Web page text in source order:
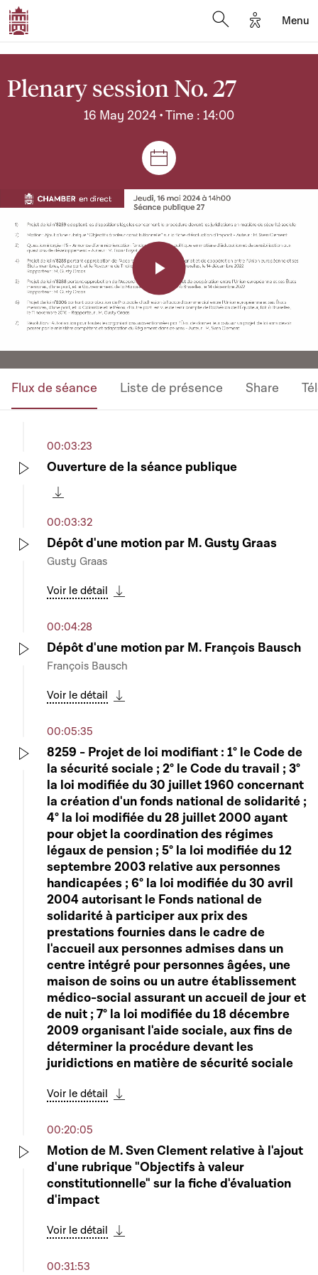
Options
Menu
Plenary session No. 27
16 May 2024 • Time : 14:00
Sessions and meetings
Play
Video
Flux de séance Liste de présence Share
00:03:23
Ouverture de la séance publique
00:03:32
Dépôt d'une motion par M. Gusty Graas
Gusty Graas
Voir le détail
00:04:28
Dépôt d'une motion par M. François Bausch
François Bausch
Voir le détail
00:05:35
8259 - Projet de loi modifiant : 1° le Code de
la sécurité sociale ; 2° le Code du travail ; 3°
la loi modifiée du 30 juillet 1960 concernant
la création d'un fonds national de solidarité ;
4° la loi modifiée du 28 juillet 2000 ayant
pour objet la coordination des régimes
légaux de pension ; 5° la loi modifiée du 12
septembre 2003 relative aux personnes
handicapées ; 6° la loi modifiée du 30 avril
2004 autorisant le Fonds national de
solidarité à participer aux prix des
prestations fournies dans le cadre de
l'accueil aux personnes admises dans un
centre intégré pour personnes âgées, une
maison de soins ou un autre établissement
médico-social assurant un accueil de jour et
de nuit ; 7° la loi modifiée du 18 décembre
2009 organisant l'aide sociale, aux fins de
déterminer la procédure devant les
juridictions en matière de sécurité sociale
Voir le détail
00:20:05
Motion de M. Sven Clement relative à l'ajout
d'une rubrique "Objectifs à valeur
constitutionnelle" sur la fiche d'évaluation
d'impact
Voir le détail
00:31:53